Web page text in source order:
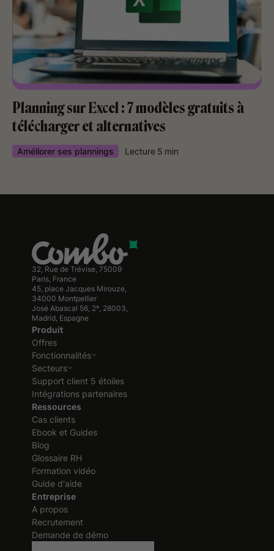
Planning sur Excel : 7 modèles gratuits à
télécharger et alternatives
Améliorer ses plannings Lecture 5 min
32, Rue de Trévise, 75009
Paris, France
45, place Jacques Mirouze,
34000 Montpellier
José Abascal 56, 2º, 28003,
Madrid, Espagne
Produit
Offres
Fonctionnalités
Secteurs
Support client 5 étoiles
Intégrations partenaires
Ressources
Cas clients
Ebook et Guides
Blog
Glossaire RH
Formation vidéo
Guide d'aide
Entreprise
A propos
Recrutement
Demande de démo